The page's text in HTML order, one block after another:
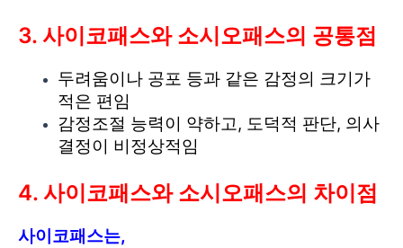
3. 사이코패스와 소시오패스의 공통점
두려움이나 공포 등과 같은 감정의 크기가
적은 편임
감정조절 능력이 약하고, 도덕적 판단, 의사
결정이 비정상적임
4. 사이코패스와 소시오패스의 차이점
사이코패스는,